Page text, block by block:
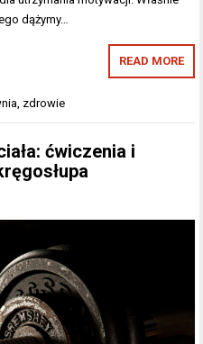
dążymy…
READ MORE
, zdrowie
ćwiczenia i